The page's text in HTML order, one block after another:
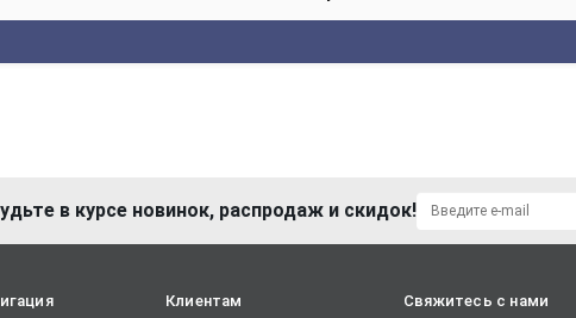
в курсе новинок, распродаж и скидок!
Клиентам Свяжитесь с нами